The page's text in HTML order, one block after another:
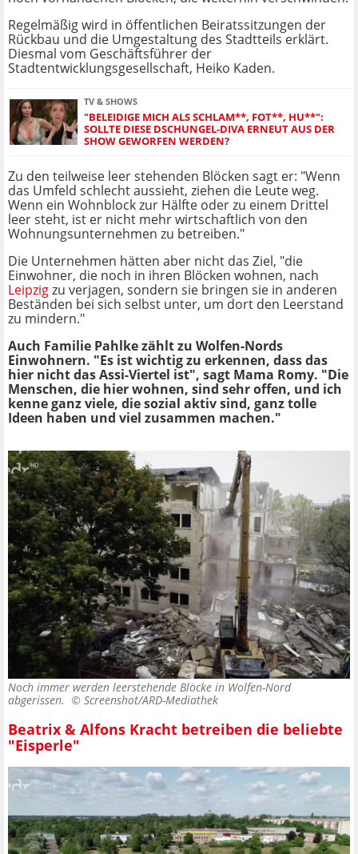
Regelmäßig wird in öffentlichen Beiratssitzungen der
Rückbau und die Umgestaltung des Stadtteils erklärt.
Diesmal vom Geschäftsführer der
Stadtentwicklungsgesellschaft, Heiko Kaden.
TV & SHOWS
"BELEIDIGE MICH ALS SCHLAM**, FOT**, HU**":
SOLLTE DIESE DSCHUNGEL-DIVA ERNEUT AUS DER
SHOW GEWORFEN WERDEN?
Zu den teilweise leer stehenden Blöcken sagt er: "Wenn
das Umfeld schlecht aussieht, ziehen die Leute weg.
Wenn ein Wohnblock zur Hälfte oder zu einem Drittel
leer steht, ist er nicht mehr wirtschaftlich von den
Wohnungsunternehmen zu betreiben."
Die Unternehmen hätten aber nicht das Ziel, "die
Einwohner, die noch in ihren Blöcken wohnen, nach
Leipzigzu verjagen, sondern sie bringen sie in anderen
Beständen bei sich selbst unter, um dort den Leerstand
zu mindern."
Auch Familie Pahlke zählt zu Wolfen-Nords
Einwohnern. "Es ist wichtig zu erkennen, dass das
hier nicht das Assi-Viertel ist", sagt Mama Romy. "Die
Menschen, die hier wohnen, sind sehr offen, und ich
kenne ganz viele, die sozial aktiv sind, ganz tolle
Ideen haben und viel zusammen machen."
Noch immer werden leerstehende Blöcke in Wolfen-Nord
abgerissen. © Screenshot/ARD-Mediathek
Beatrix & Alfons Kracht betreiben die beliebte
"Eisperle"